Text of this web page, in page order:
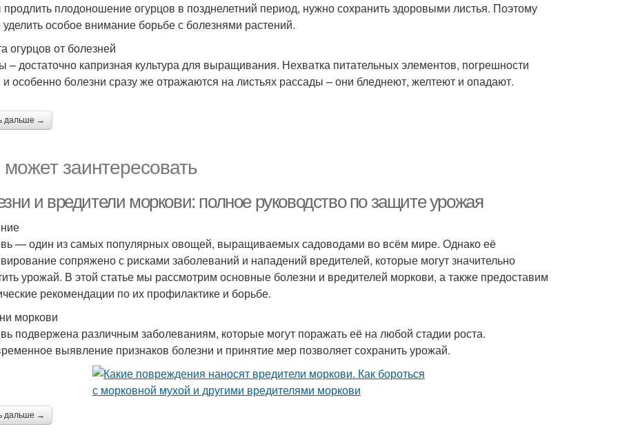
плодоношение огурцов в позднелетний период, нужно сохранить здоровыми листья. Поэтому
особое внимание борьбе с болезнями растений.
огурцов от болезней
– достаточно капризная культура для выращивания. Нехватка питательных элементов, погрешности
и особенно болезни сразу же отражаются на листьях рассады – они бледнеют, желтеют и опадают.
дальше →
заинтересовать
и вредители моркови: полное руководство по защите урожая
— один из самых популярных овощей, выращиваемых садоводами во всём мире. Однако её
сопряжено с рисками заболеваний и нападений вредителей, которые могут значительно
урожай. В этой статье мы рассмотрим основные болезни и вредителей моркови, а также предоставим
рекомендации по их профилактике и борьбе.
моркови
подвержена различным заболеваниям, которые могут поражать её на любой стадии роста.
выявление признаков болезни и принятие мер позволяет сохранить урожай.
дальше →